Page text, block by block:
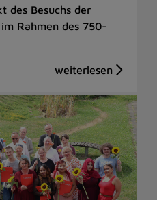
des Besuchs der
Rahmen des 750-